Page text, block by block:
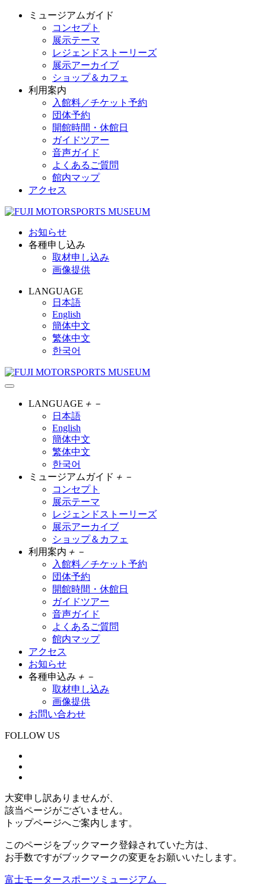
ミュージアムガイド
コンセプト
展示テーマ
レジェンドストーリーズ
展示アーカイブ
ショップ＆カフェ
利用案内
入館料／チケット予約
団体予約
開館時間・休館日
ガイドツアー
音声ガイド
よくあるご質問
館内マップ
アクセス
お知らせ
各種申し込み
取材申し込み
画像提供
LANGUAGE
日本語
English
簡体中文
繁体中文
한국어
LANGUAGE ＋ －
日本語
English
簡体中文
繁体中文
한국어
ミュージアムガイド ＋ －
コンセプト
展示テーマ
レジェンドストーリーズ
展示アーカイブ
ショップ＆カフェ
利用案内 ＋ －
入館料／チケット予約
団体予約
開館時間・休館日
ガイドツアー
音声ガイド
よくあるご質問
館内マップ
アクセス
お知らせ
各種申込み ＋ －
取材申し込み
画像提供
お問い合わせ
FOLLOW US
大変申し訳ありませんが、
該当ページがございません。
トップページへご案内します。
このページをブックマーク登録されていた方は、
お手数ですがブックマークの変更をお願いいたします。
富士モータースポーツミュージアム